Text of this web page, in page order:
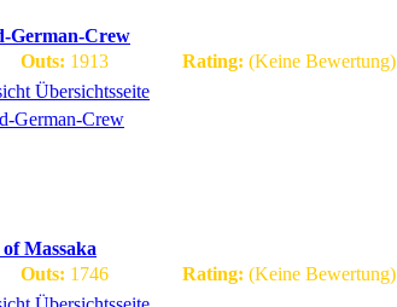
German-Crew
Outs: 1913 Rating: (Keine Bewertung)
Übersichtsseite
Massaka
Outs: 1746 Rating: (Keine Bewertung)